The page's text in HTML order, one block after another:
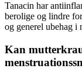
Tanacin har
berolige og lindre
og generel ubehag i
Kan